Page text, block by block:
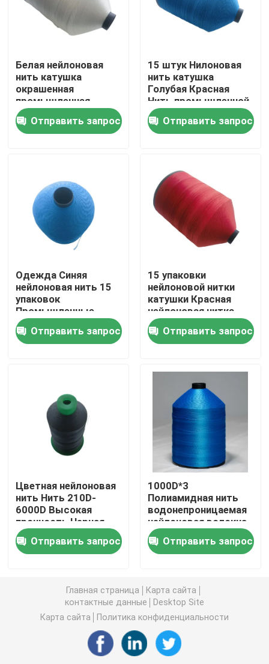
Продукты
видео
Экскурсия по заводу
Контроль качества
Свяжитесь с нами
Запросите цитату
Нить из высокопрочных полиэфирных нитей
Высокопрочная полиэстерная нить цветная нить
Нить из полипропилена высокой прочности
Высокопрочная полипропиленовая нить цветная
Высокопрочная нейлоновая нить
Поток высокой цепкости шить
Швейная нить цветная нить
Белая нейлоновая
нить катушка
окрашенная
промышленная
швейная нить для
обувиОтправить запрос
15 штук Нилоновая
нить катушка
Голубая Красная
Нить промышленной
швейной машины
Отправить запрос
Одежда Синяя
нейлоновая нить 15
упаковок
Промышленные
нитевые катушки
Отправить запрос
15 упаковки
нейлоновой нитки
катушки Красная
нейлоновая нитка
Покрытие нитки для
кожиОтправить запрос
Цветная нейлоновая
нить Нить 210D-
6000D Высокая
прочность Черная
нейлоновая нить
Отправить запрос
1000D*3
Полиамидная нить
водонепроницаемая
нейлоновая волокна
Синяя швейная нить
Отправить запрос
Главная страница
Карта сайта
контактные данные
Desktop Site
Карта сайта
Политика конфиденциальности